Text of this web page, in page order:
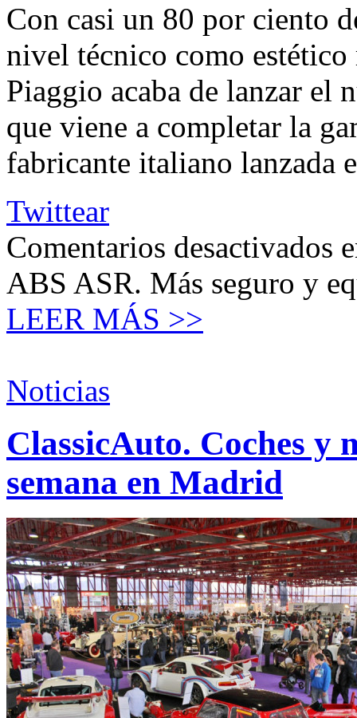
Con casi un 80 por ciento
nivel técnico como
Piaggio acaba de lanzar el
que viene a completar la
fabricante italiano
Twittear
Comentarios desactivados
ABS ASR. Más seguro y
LEER MÁS >>
Noticias
ClassicAuto. Coches y
semana en Madrid